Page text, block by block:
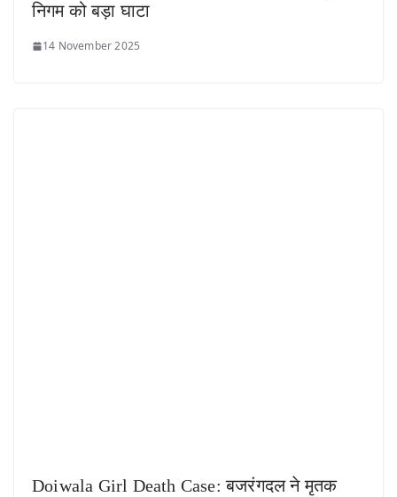
निगम को बड़ा घाटा
14 November 2025
Doiwala Girl Death Case: बजरंगदल ने मृतक